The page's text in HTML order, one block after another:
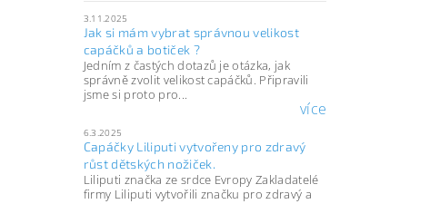
3.11.2025
Jak si mám vybrat správnou velikost
capáčků a botiček ?
Jedním z častých dotazů je otázka, jak
správně zvolit velikost capáčků. Připravili
jsme si proto pro...
více
6.3.2025
Capáčky Liliputi vytvořeny pro zdravý
růst dětských nožiček.
Liliputi značka ze srdce Evropy Zakladatelé
firmy Liliputi vytvořili značku pro zdravý a